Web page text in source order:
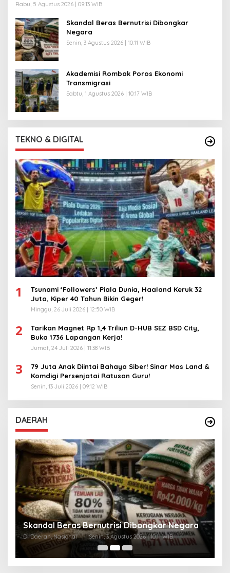
Rabu, 5 Agustus 2026 | 09:13 WIB
Skandal Beras Bernutrisi Dibongkar
Negara
Senin, 3 Agustus 2026 | 10:11 WIB
Akademisi Rombak Poros Ekonomi
Transmigrasi
Sabtu, 1 Agustus 2026 | 10:17 WIB
TEKNO & DIGITAL
1
Tsunami ‘Followers’ Piala Dunia, Haaland Keruk 32
Juta, Kiper 40 Tahun Bikin Geger!
Minggu, 26 Juli 2026 | 12:50 WIB
2
Tarikan Magnet Rp 1,4 Triliun D-HUB SEZ BSD City,
Buka 1736 Lapangan Kerja!
Jumat, 24 Juli 2026 | 11:38 WIB
3
79 Juta Anak Diintai Bahaya Siber! Sinar Mas Land &
Komdigi Persenjatai Ratusan Guru!
Senin, 13 Juli 2026 | 09:12 WIB
DAERAH
Skandal Beras Bernutrisi Dibongkar Negara
Di Daerah, Nasional | Senin, 3 Agustus 2026 | 10:11 WIB